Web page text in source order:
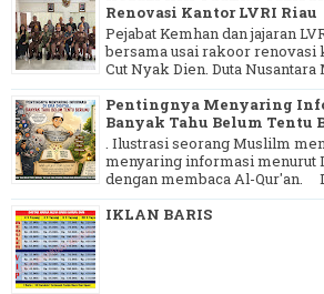
Renovasi Kantor LVRI Riau
Pejabat Kemhan dan jajaran
bersama usai rakoor renovasi
Cut Nyak Dien. Duta Nusantara
Pentingnya Menyaring
Banyak Tahu Belum Tentu
. Ilustrasi seorang Muslilm
menyaring informasi menurut
dengan membaca Al-Qur'an.
IKLAN BARIS